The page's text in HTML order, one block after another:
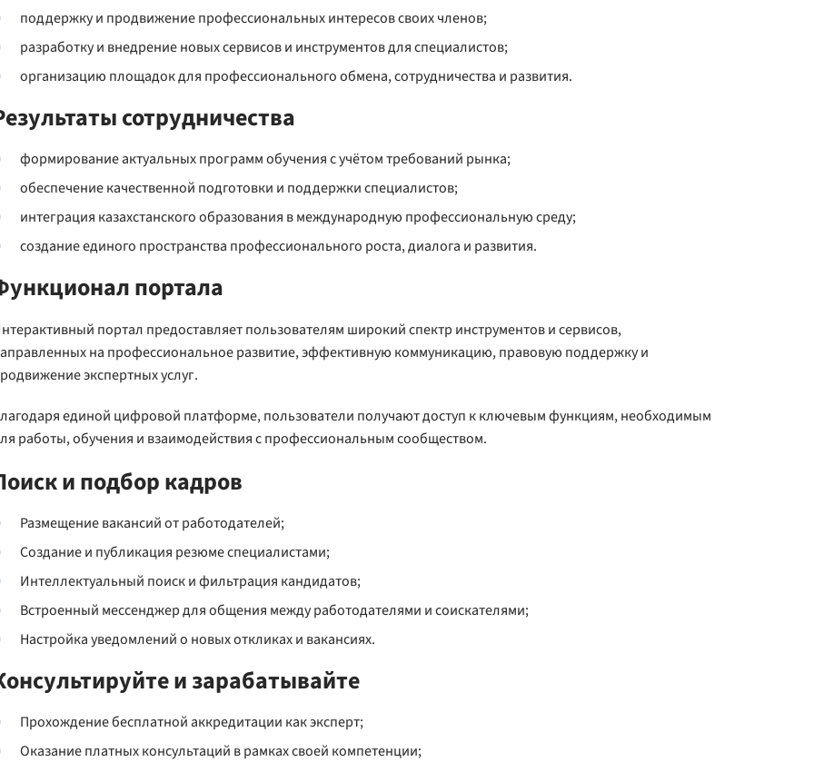
поддержку и продвижение профессиональных интересов своих членов;
разработку и внедрение новых сервисов и инструментов для специалистов;
организацию площадок для профессионального обмена, сотрудничества и развития.
сотрудничества
формирование актуальных программ обучения с учётом требований рынка;
обеспечение качественной подготовки и поддержки специалистов;
интеграция казахстанского образования в международную профессиональную среду;
создание единого пространства профессионального роста, диалога и развития.
портала
портал предоставляет пользователям широкий спектр инструментов и сервисов,
на профессиональное развитие, эффективную коммуникацию, правовую поддержку и
экспертных услуг.
единой цифровой платформе, пользователи получают доступ к ключевым функциям, необходимым
работы, обучения и взаимодействия с профессиональным сообществом.
и подбор кадров
Размещение вакансий от работодателей;
Создание и публикация резюме специалистами;
Интеллектуальный поиск и фильтрация кандидатов;
Встроенный мессенджер для общения между работодателями и соискателями;
Настройка уведомлений о новых откликах и вакансиях.
и зарабатывайте
Прохождение бесплатной аккредитации как эксперт;
Оказание платных консультаций в рамках своей компетенции;